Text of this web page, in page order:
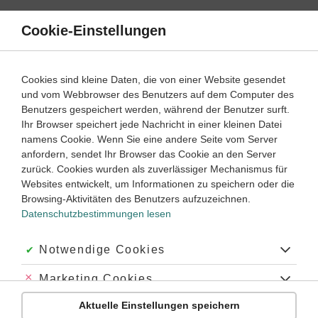
Direkt
Inhalt
Mathematik 5. Klasse ‐ Abitur
Dreipunkteform
EineEbenengleichungin Dreipunkteform ist ein Spezialfall
derParameterformmit dreiAufpunkten, von denen zwei
benutzt werden, um dieSpannvektorenzu ermitteln. Diese
Form bietet sich an, wenn man bereits drei Punkte
derselben Geraden liegen. Die Ortsvektoren
c
→
c→
sind dann alsolinear unabhängig.
Es sei jetztXsei ein beliebiger Punkt vonE.
Cookie-Einstellungen
Cookies sind kleine Daten, die von einer Website gesendet
und vom Webbrowser des Benutzers auf dem Computer des
Benutzers gespeichert werden, während der Benutzer surft.
Ihr Browser speichert jede Nachricht in einer kleinen Datei
namens Cookie. Wenn Sie eine andere Seite vom Server
anfordern, sendet Ihr Browser das Cookie an den Server
zurück. Cookies wurden als zuverlässiger Mechanismus für
Websites entwickelt, um Informationen zu speichern oder die
Browsing-Aktivitäten des Benutzers aufzuzeichnen.
Datenschutzbestimmungen lesen
Akzeptiert:
Notwendige Cookies
Abgelehnt:
Marketing Cookies
Abgelehnt:
Personalisierungs-Cookies
Aktuelle Einstellungen speichern